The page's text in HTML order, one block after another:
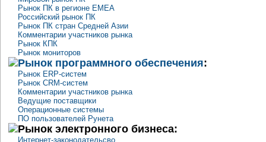
Рынок ПК в регионе EMEA
Российский рынок ПК
Рынок ПК стран Средней Азии
Комментарии участников рынка
Рынок КПК
Рынок мониторов
Рынок программного обеспечения:
Рынок ERP-систем
Рынок CRM-систем
Комментарии участников рынка
Ведущие поставщики
Операционные системы
ПО пользователей Рунета
Рынок электронного бизнеса:
Интернет-законодательсво